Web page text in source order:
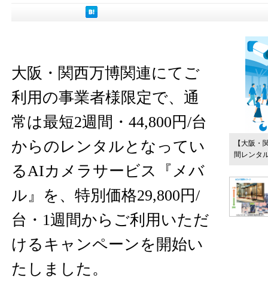
【大阪・
間レンタ
大阪・関西万博関連にてご
利用の事業者様限定で、通
常は最短2週間・44,800円/台
からのレンタルとなってい
るAIカメラサービス『メバ
ル』を、特別価格29,800円/
台・1週間からご利用いただ
けるキャンペーンを開始い
たしました。